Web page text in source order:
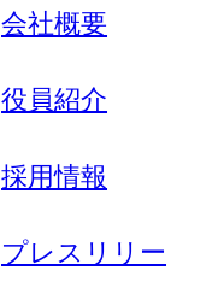
会社概要
役員紹介
採用情報
プレスリリー